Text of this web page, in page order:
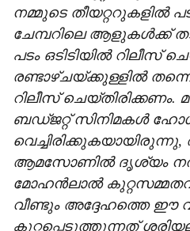
നമ്മുടെ തീയറ്ററുകളിൽ
ചേമ്പറിലെ ആളുകൾക്ക്
പടം ഒടിടിയിൽ റിലീസ്
രണ്ടാഴ്ചയ്ക്കുള്ളിൽ
റിലീസ് ചെയ്തിരിക്കണം.
ബഡ്ജറ്റ് സിനിമകൾ
ആമസോണിൽ ദൃശ്യം
മോഹൻലാൽ
വീണ്ടും അദ്ദേഹത്തെ ഈ
കുറ്റപ്പെടുത്തുന്നത്